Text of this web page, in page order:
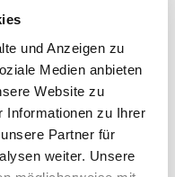
und Anzeigen zu
Medien anbieten
Website zu
Informationen zu Ihrer
Partner für
weiter. Unsere